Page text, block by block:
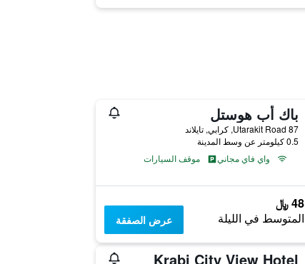
باك أب هوستل
87 Utarakit Road, كرابي, تايلاند
0.5 كيلومتر عن وسط المدينة
واي فاي مجاني
موقف السيارات
48 ﷼
المتوسط في الليلة عرض الصفقة
Krabi City View Hotel